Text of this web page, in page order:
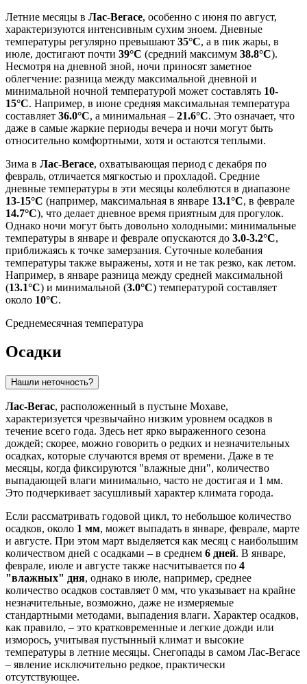
Летние месяцы в Лас-Вегасе, особенно с июня по август,
характеризуются интенсивным сухим зноем. Дневные
температуры регулярно превышают 35°C, а в пик жары, в
июле, достигают почти 39°C (средний максимум 38.8°C).
Несмотря на дневной зной, ночи приносят заметное
облегчение: разница между максимальной дневной и
минимальной ночной температурой может составлять 10-
15°C. Например, в июне средняя максимальная температура
составляет 36.0°C, а минимальная – 21.6°C. Это означает, что
даже в самые жаркие периоды вечера и ночи могут быть
относительно комфортными, хотя и остаются теплыми.
Зима в Лас-Вегасе, охватывающая период с декабря по
февраль, отличается мягкостью и прохладой. Средние
дневные температуры в эти месяцы колеблются в диапазоне
13-15°C (например, максимальная в январе 13.1°C, в феврале
14.7°C), что делает дневное время приятным для прогулок.
Однако ночи могут быть довольно холодными: минимальные
температуры в январе и феврале опускаются до 3.0-3.2°C,
приближаясь к точке замерзания. Суточные колебания
температуры также выражены, хотя и не так резко, как летом.
Например, в январе разница между средней максимальной
(13.1°C) и минимальной (3.0°C) температурой составляет
около 10°C.
Среднемесячная температура
Осадки
Нашли неточность?
Лас-Вегас, расположенный в пустыне Мохаве,
характеризуется чрезвычайно низким уровнем осадков в
течение всего года. Здесь нет ярко выраженного сезона
дождей; скорее, можно говорить о редких и незначительных
осадках, которые случаются время от времени. Даже в те
месяцы, когда фиксируются "влажные дни", количество
выпадающей влаги минимально, часто не достигая и 1 мм.
Это подчеркивает засушливый характер климата города.
Если рассматривать годовой цикл, то небольшое количество
осадков, около 1 мм, может выпадать в январе, феврале, марте
и августе. При этом март выделяется как месяц с наибольшим
количеством дней с осадками – в среднем 6 дней. В январе,
феврале, июле и августе также насчитывается по 4
"влажных" дня, однако в июле, например, среднее
количество осадков составляет 0 мм, что указывает на крайне
незначительные, возможно, даже не измеряемые
стандартными методами, выпадения влаги. Характер осадков,
как правило, – это кратковременные и легкие дожди или
изморось, учитывая пустынный климат и высокие
температуры в летние месяцы. Снегопады в самом Лас-Вегасе
– явление исключительно редкое, практически
отсутствующее.